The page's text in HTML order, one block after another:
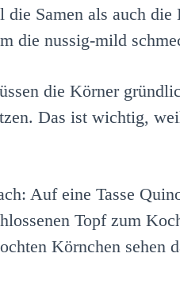
Samen als auch
die nussig-mild
die Körner
Das ist wichtig,
Auf eine Tasse
Topf zum
Körnchen sehen